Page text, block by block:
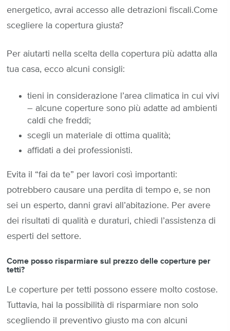
energetico, avrai accesso alle detrazioni fiscali.Come
scegliere la copertura giusta?
Per aiutarti nella scelta della copertura più adatta alla
tua casa, ecco alcuni consigli:
tieni in considerazione l’area climatica in cui vivi
– alcune coperture sono più adatte ad ambienti
caldi che freddi;
scegli un materiale di ottima qualità;
affidati a dei professionisti.
Evita il “fai da te” per lavori così importanti:
potrebbero causare una perdita di tempo e, se non
sei un esperto, danni gravi all’abitazione. Per avere
dei risultati di qualità e duraturi, chiedi l’assistenza di
esperti del settore.
Come posso risparmiare sul prezzo delle coperture per
tetti?
Le coperture per tetti possono essere molto costose.
Tuttavia, hai la possibilità di risparmiare non solo
scegliendo il preventivo giusto ma con alcuni